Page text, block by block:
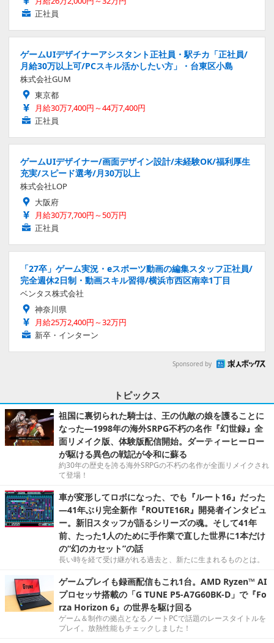
正社員
ゲームUIデザイナーアシスタント正社員・駅チカ「正社員/
月給30万以上可/PCスキル活かしたい方」・台東区小島
株式会社GUM
東京都
月給30万7,400円～44万7,400円
正社員
ゲームUIデザイナー/画面デザイン設計/未経験OK/福利厚生
充実/スピード選考/月30万以上
株式会社LOP
大阪府
月給30万7,700円～50万円
正社員
「27卒」ゲーム実況・eスポーツ動画の編集スタッフ正社員/
完全週休2日制・動画スキル習得/横浜市西区南幸1丁目
ベンタス株式会社
神奈川県
月給25万2,400円～32万円
新卒・インターン
Sponsored by
トピックス
祖国に裏切られた騎士は、王の仇敵の娘を護ることに
なった―1998年の海外SRPG不朽の名作『幻世録』全
面リメイク版、体験版配信開始。ダーティーヒーロー
が駆ける異色の戦記が令和に蘇る
約30年の歴史を誇る海外SRPGの不朽の名作が全面リメイクされ
て登場！
車が変形してロボになった、でも『ルート16』だった
―41年ぶり完全新作『ROUTE16R』開発者インタビュ
ー。新旧スタッフが語るシリーズの魂。そして41年
前、たった1人のために手作業で直した世界に1本だけ
の“幻のカセット”の話
長い時を経て受け継がれる過去と、新たに生まれるものとは。
ゲームプレイも録画配信もこれ1台。AMD Ryzen™ AI
プロセッサ搭載の「G TUNE P5-A7G60BK-D」で『Fo
rza Horizon 6』の世界を駆け回る
ゲーム＆制作の拠点となるノートPCで話題のレースタイトルを
プレイ。放熱性能もチェックしました！